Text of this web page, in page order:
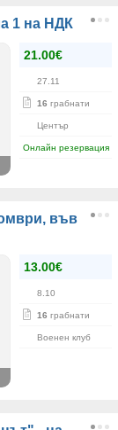
1 на НДК
21.00€
27.11
16 грабнати
Център
Онлайн резервация
във
13.00€
8.10
16 грабнати
Военен клуб